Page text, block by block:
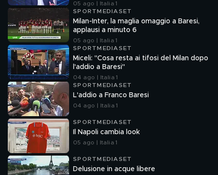
05 ago | Italia 1
SPORTMEDIASET
Milan-Inter, la maglia omaggio a Baresi,
applausi a minuto 6
05 ago | Italia 1
SPORTMEDIASET
Miceli: "Cosa resta ai tifosi del Milan dopo
l'addio a Baresi"
04 ago | Italia 1
SPORTMEDIASET
L'addio a Franco Baresi
04 ago | Italia 1
SPORTMEDIASET
Il Napoli cambia look
05 ago | Italia 1
SPORTMEDIASET
Delusione in acque libere